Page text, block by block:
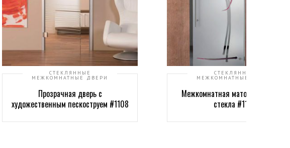
СТЕКЛЯННЫЕ
МЕЖКОМНАТНЫЕ ДВЕРИ
Прозрачная дверь с
художественным пескоструем #1108
СТЕКЛЯННЫЕ
МЕЖКОМНАТНЫЕ ДВЕРИ
Межкомнатная матовая дверь из
стекла #1106